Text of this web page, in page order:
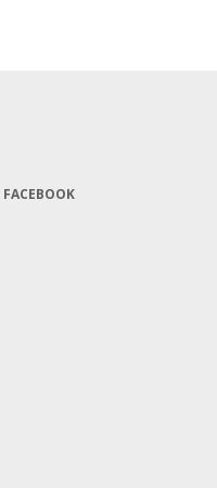
FACEBOOK